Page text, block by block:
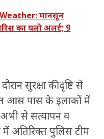
मानसून
का यलो अलर्ट; 9
सुरक्षा की दृष्टि से
आस पास के इलाकों में
से सत्यापन व
अतिरिक्त पुलिस टीम